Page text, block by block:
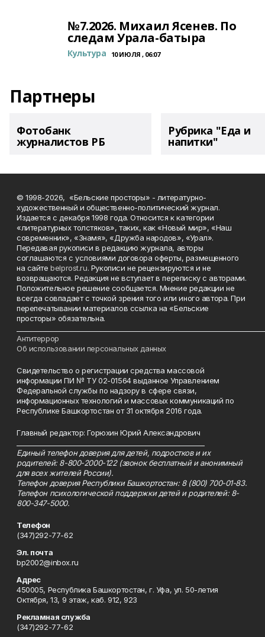
№7.2026. Михаил Ясенев. По
следам Урала-батыра
Культура 10 ИЮЛЯ , 06:07
Партнеры
Фотобанк
журналистов РБ
Рубрика "Еда и
напитки"
© 1998-2026, «Бельские просторы» - литературно-
художественный и общественно-политический журнал.
Издается с декабря 1998 года. Относится к категории
«литературных толстяков», таких, как «Новый мир», «Наш
современник», «Знамя», «Дружба народов», «Урал».
Передавая рукописи в редакцию журнала, авторы
соглашаются с условиями договора оферты, размещенного
на сайтеbelprost.ru. Рукописи не рецензируются и не
возвращаются. Редакция не вступает в переписку с авторами.
Положительное решение сообщается. Мнение редакции не
всегда совпадает с точкой зрения того или иного автора. При
перепечатывании материалов ссылка на «Бельские
просторы» обязательна.
Антитеррор
Об использовании персональных данных
Свидетельство о регистрации средства массовой
информации ПИ № ТУ 02-01564 выданное Управлением
Федеральной службы по надзору в сфере связи,
информационных технологий и массовых коммуникаций по
Республике Башкортостан от 31 октября 2016 года.
Главный редактор: Горюхин Юрий Александрович
Единый телефон доверия для детей, подростков и их
родителей: 8-800-2000-122 (звонок бесплатный и анонимный
для всех жителей России).
Телефон доверия Республики Башкортостан: 8 (800) 700-01-83.
Телефон психологической поддержки детей и родителей: 8-
800-347-5000.
Телефон
(347)292-77-62
Эл. почта
bp2002@inbox.ru
Адрес
450005, Республика Башкортостан, г. Уфа, ул. 50-летия
Октября, 13, 9 этаж, каб. 912, 923
Рекламная служба
(347)292-77-62